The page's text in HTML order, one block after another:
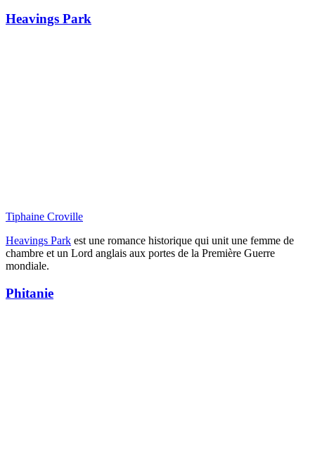
Heavings Park
Tiphaine Croville
Heavings Park est une romance historique qui unit une femme de
chambre et un Lord anglais aux portes de la Première Guerre
mondiale.
Phitanie